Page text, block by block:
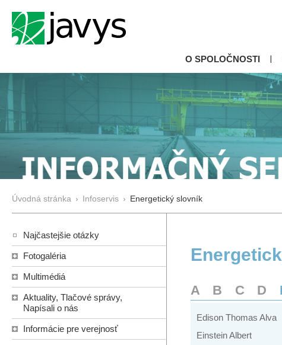
O SPOLOČNOSTI
Úvodná stránka › Infoservis › Energetický slovník
Najčastejšie otázky
Fotogaléria
Multimédiá
Aktuality, Tlačové správy,
Napísali o nás
Informácie pre verejnosť
A B C D
Edison Thomas Alva
Einstein Albert